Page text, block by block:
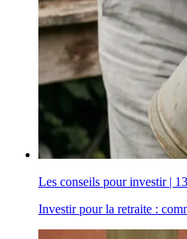
Les conseils pour investir|
Investir pour la retraite :